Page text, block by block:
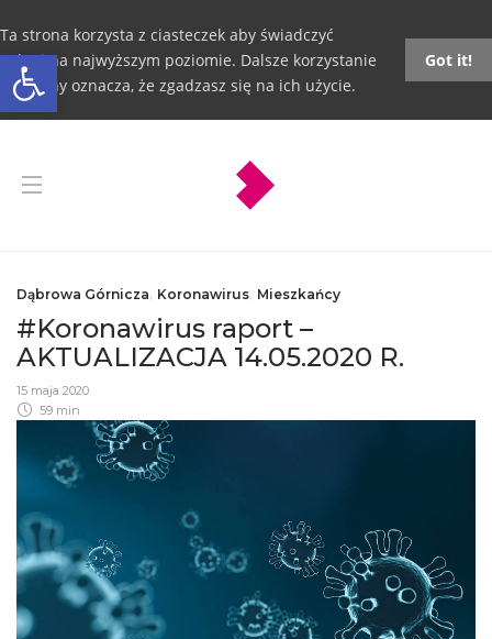
Otwórz pasek narzędzi
Ta strona korzysta z ciasteczek aby świadczyć
usługi na najwyższym poziomie. Dalsze korzystanie
ze strony oznacza, że zgadzasz się na ich użycie.
Got it!
Dąbrowa Górnicza, Koronawirus, Mieszkańcy
#Koronawirus raport –
AKTUALIZACJA 14.05.2020 R.
15 maja 2020
59 min